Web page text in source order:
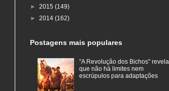
► 2015 (149)
► 2014 (162)
Postagens mais populares
"A Revolução dos Bichos" revela
que não há limites nem
escrúpulos para adaptações